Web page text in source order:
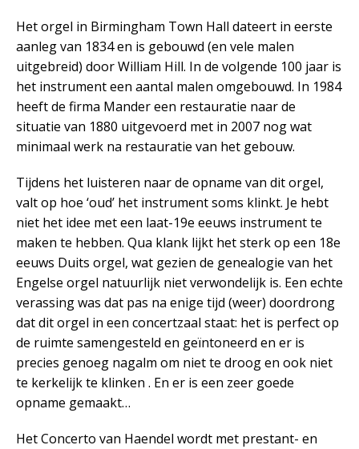
Het orgel in Birmingham Town Hall dateert in eerste
aanleg van 1834 en is gebouwd (en vele malen
uitgebreid) door William Hill. In de volgende 100 jaar is
het instrument een aantal malen omgebouwd. In 1984
heeft de firma Mander een restauratie naar de
situatie van 1880 uitgevoerd met in 2007 nog wat
minimaal werk na restauratie van het gebouw.
Tijdens het luisteren naar de opname van dit orgel,
valt op hoe ‘oud’ het instrument soms klinkt. Je hebt
niet het idee met een laat-19e eeuws instrument te
maken te hebben. Qua klank lijkt het sterk op een 18e
eeuws Duits orgel, wat gezien de genealogie van het
Engelse orgel natuurlijk niet verwondelijk is. Een echte
verassing was dat pas na enige tijd (weer) doordrong
dat dit orgel in een concertzaal staat: het is perfect op
de ruimte samengesteld en geïntoneerd en er is
precies genoeg nagalm om niet te droog en ook niet
te kerkelijk te klinken . En er is een zeer goede
opname gemaakt…
Het Concerto van Haendel wordt met prestant- en